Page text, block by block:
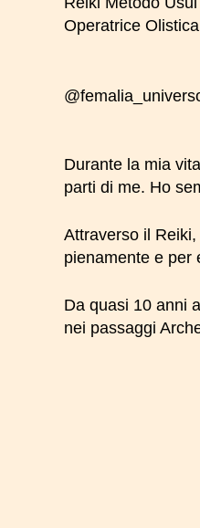
Operatrice
Durante la mia
parti di me. Ho
Attraverso il
pienamente e per
Da quasi 10 anni
nei passaggi